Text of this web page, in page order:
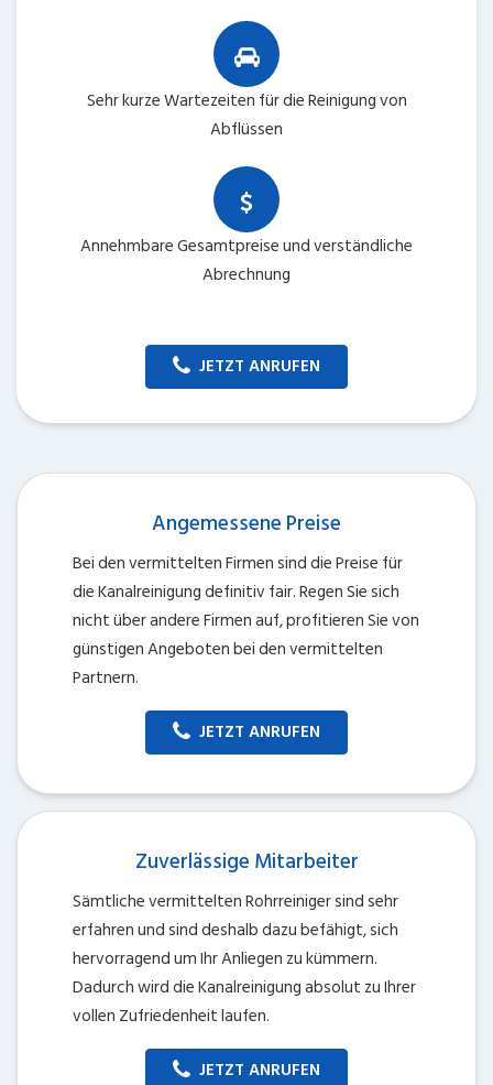
Sehr kurze Wartezeiten für die Reinigung von
Abflüssen
Annehmbare Gesamtpreise und verständliche
Abrechnung
JETZT ANRUFEN
Angemessene Preise
Bei den vermittelten Firmen sind die Preise für
die Kanalreinigung definitiv fair. Regen Sie sich
nicht über andere Firmen auf, profitieren Sie von
günstigen Angeboten bei den vermittelten
Partnern.
JETZT ANRUFEN
Zuverlässige Mitarbeiter
Sämtliche vermittelten Rohrreiniger sind sehr
erfahren und sind deshalb dazu befähigt, sich
hervorragend um Ihr Anliegen zu kümmern.
Dadurch wird die Kanalreinigung absolut zu Ihrer
vollen Zufriedenheit laufen.
JETZT ANRUFEN